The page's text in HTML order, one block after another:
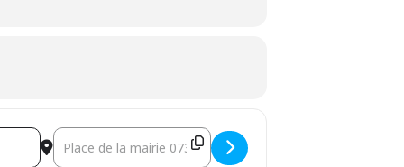
Destination Address - Exposition bourse d'oiseaux du club